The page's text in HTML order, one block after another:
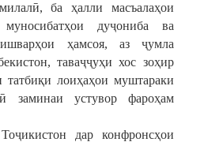
ба ҳалли масъалаҳои
дуҷониба ва
ҳамсоя, аз ҷумла
таваҷҷуҳи хос зоҳир
татбиқи лоиҳаҳои муштараки
заминаи устувор фароҳам
дар конфронсҳои